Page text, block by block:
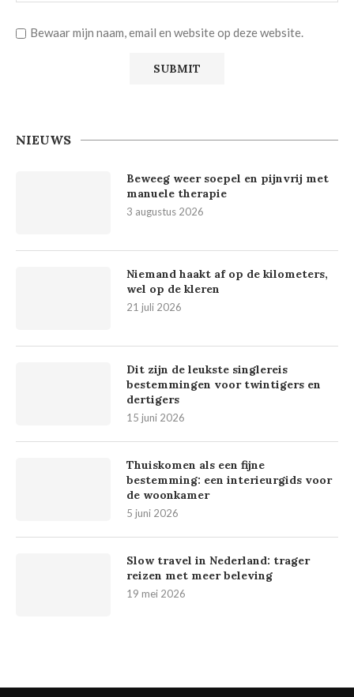
Bewaar mijn naam, email en website op deze website.
NIEUWS
Beweeg weer soepel en pijnvrij met
manuele therapie
3 augustus 2026
Niemand haakt af op de kilometers,
wel op de kleren
21 juli 2026
Dit zijn de leukste singlereis
bestemmingen voor twintigers en
dertigers
15 juni 2026
Thuiskomen als een fijne
bestemming: een interieurgids voor
de woonkamer
5 juni 2026
Slow travel in Nederland: trager
reizen met meer beleving
19 mei 2026